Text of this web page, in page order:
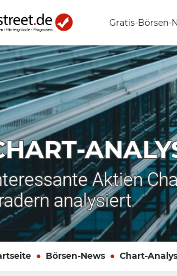
Gratis-Börsen-
Aktien
analysiert
Börsen-News Chart-